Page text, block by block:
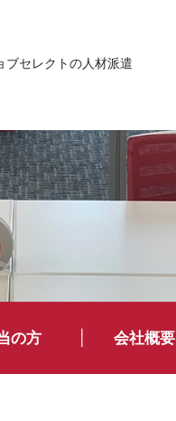
ブセレクトの人材派遣
の方 会社概要